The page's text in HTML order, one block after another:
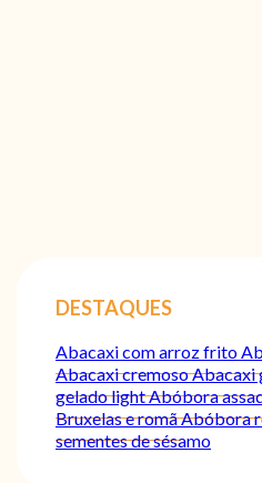
DESTAQUES
Abacaxi com arroz frito
Abacaxi cremosoAbacaxi
gelado lightAbóbora
Bruxelas e romãAbóbora
sementes de sésamo